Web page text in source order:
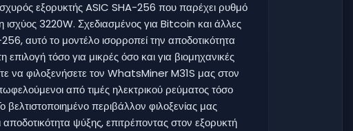
εξορυκτής ASIC SHA-256 που παρέχει ρυθμό
3220W. Σχεδιασμένος για Bitcoin και άλλες
αυτό το μοντέλο ισορροπεί την αποδοτικότητα
επιλογή τόσο για μικρές όσο και για βιομηχανικές
να φιλοξενήσετε τον WhatsMiner M31S μας στον
από τιμές ηλεκτρικού ρεύματος τόσο
περιβάλλον φιλοξενίας μας
αποδοτικότητα ψύξης, επιτρέποντας στον εξορυκτή